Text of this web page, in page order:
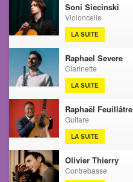
Soni Siecinski
Violoncelle
LA SUITE
Raphael Severe
Clarinette
LA SUITE
Raphaël Feuillâtre
Guitare
LA SUITE
Olivier Thierry
Contrebasse